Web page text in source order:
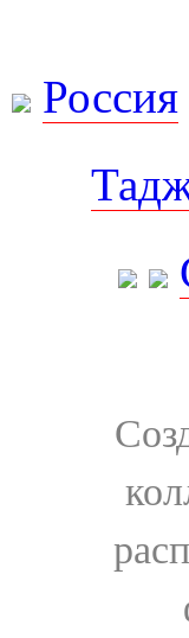
Россия